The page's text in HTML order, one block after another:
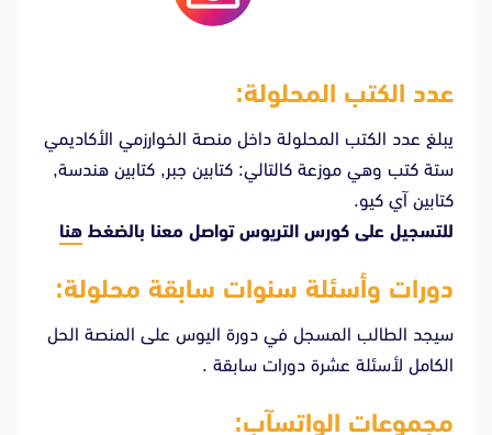
عدد الكتب المحلولة:
يبلغ عدد الكتب المحلولة داخل منصة الخوارزمي الأكاديمي
ستة كتب وهي موزعة كالتالي: كتابين جبر, كتابين هندسة,
كتابين آي كيو.
للتسجيل على كورس التريوس تواصل معنا بالضغط هنا
دورات وأسئلة سنوات سابقة محلولة:
سيجد الطالب المسجل في دورة اليوس على المنصة الحل
الكامل لأسئلة عشرة دورات سابقة .
مجموعات الواتسآب: